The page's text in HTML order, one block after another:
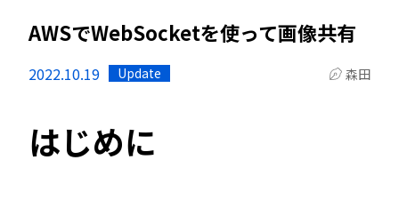
AWSでWebSocketを使って画像共有
2022.10.19 Update 森田
はじめに